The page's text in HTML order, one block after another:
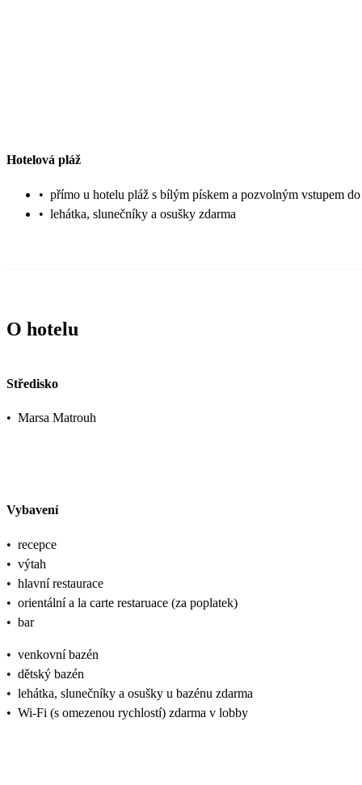
Hotelová pláž
• přímo u hotelu pláž s bílým pískem a pozvolným vstupem
• lehátka, slunečníky a osušky zdarma
O hotelu
Středisko
• Marsa Matrouh
Vybavení
• recepce
• výtah
• hlavní restaurace
• orientální a la carte restaruace (za poplatek)
• bar
• venkovní bazén
• dětský bazén
• lehátka, slunečníky a osušky u bazénu zdarma
• Wi-Fi (s omezenou rychlostí) zdarma v lobby